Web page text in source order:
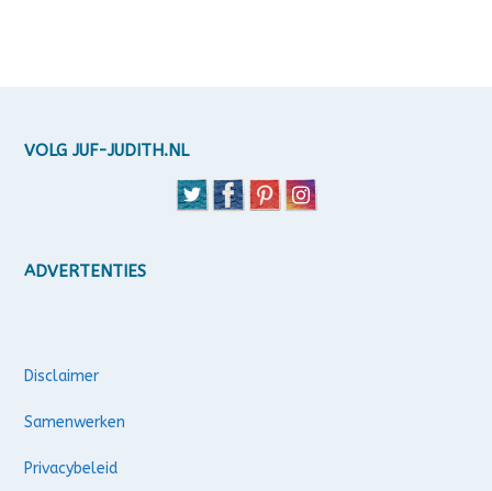
VOLG JUF-JUDITH.NL
ADVERTENTIES
Disclaimer
Samenwerken
Privacybeleid